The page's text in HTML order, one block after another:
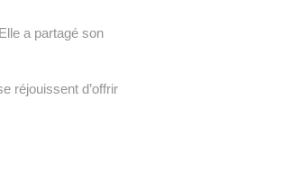
a partagé son
réjouissent d’offrir